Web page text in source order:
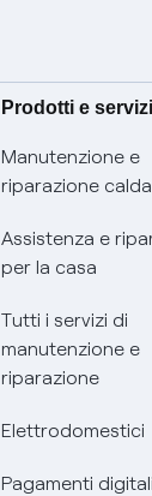
Prodotti e servizi
Manutenzione e
riparazione
Assistenza e
per la casa
Tutti i servizi di
manutenzione e
riparazione
Elettrodomestici
Pagamenti digitali